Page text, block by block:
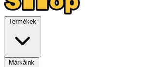
Termékek
Márkáink